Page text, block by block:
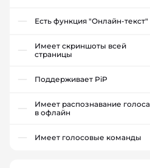
Есть функция "Онлайн-текст"
Имеет скриншоты всей
страницы
Поддерживает PiP
Имеет распознавание голоса
в офлайн
Имеет голосовые команды